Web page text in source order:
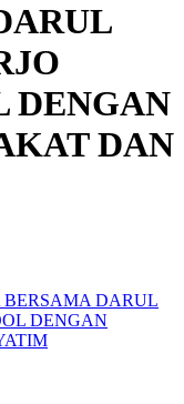
DENGAN
DAN
DARUL
DENGAN